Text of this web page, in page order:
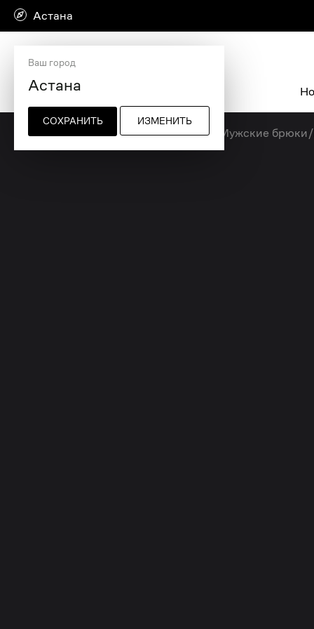
Астана
Ваш город
СОХРАНИТЬ ИЗМЕНИТЬ
Главная страница/ Мужская одежда Мужские брюки/